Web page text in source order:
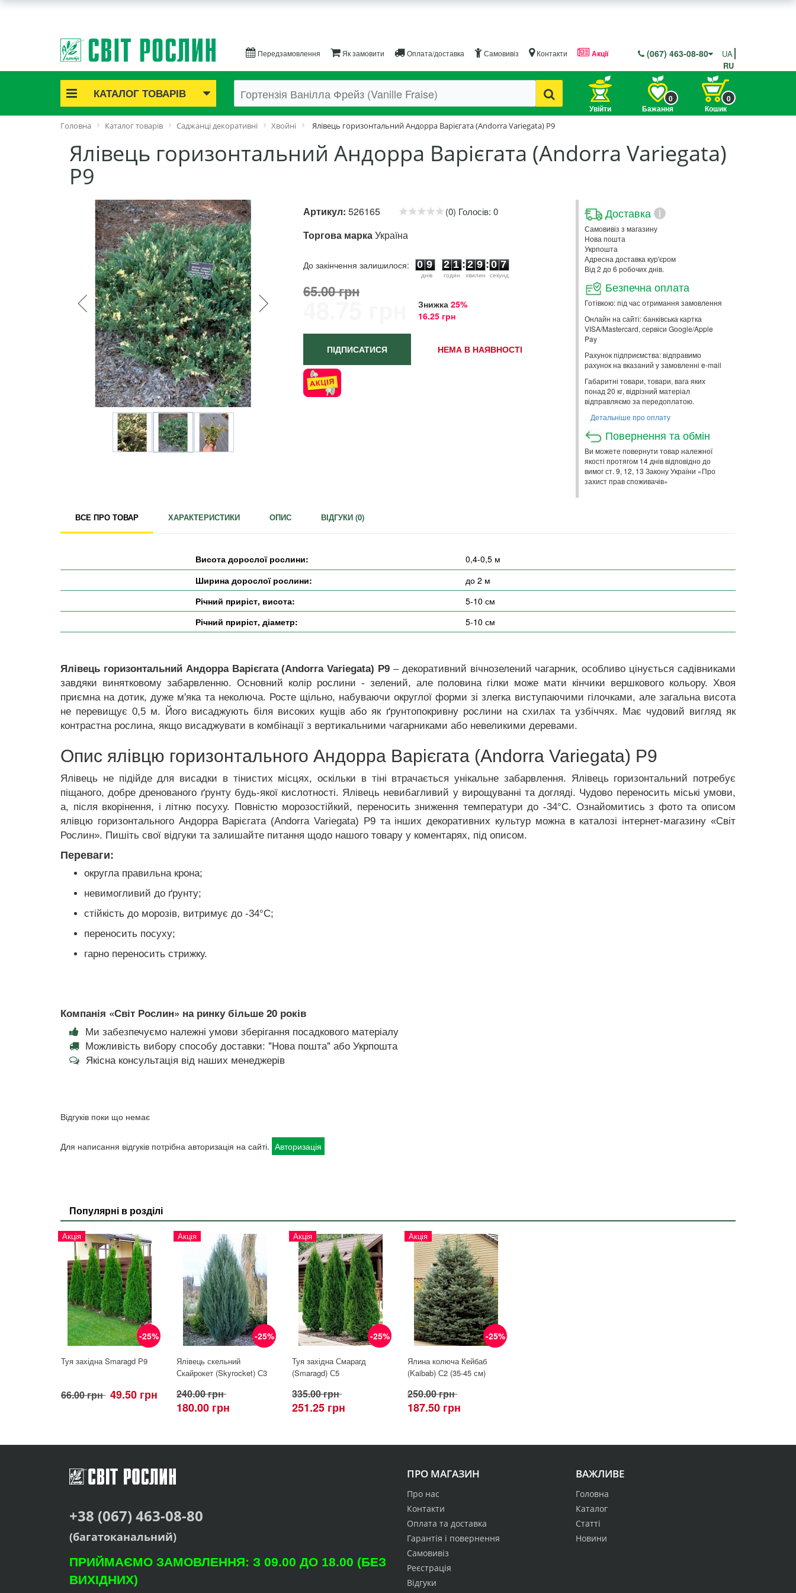
Передзамовлення Як замовити Оплата/доставка Самовивіз Контакти Акції (067) 463-08-80
UA
RU
КАТАЛОГ ТОВАРІВ
Акційні товари
Cаджанці троянд
Саджанці плодово-ягідні
Цибуля та часник
Насіння і розсада
Саджанці декоративні
Засоби захисту рослин
Добрива
Для кімнатних рослин
Для ландшафтного дизайну
Для поливу
Інструменти та інвентар
Виноробство
Бджільництво
Садові фігури
Міцелій грибів
Товари для дому
Теплиці і покривний матеріал
Цибулинні і бульби
Увійти Бажання
0
Кошик
0
Головна Каталог товарів Саджанці декоративні Хвойні Ялівець горизонтальний Андорра Варієгата (Andorra Variegata) P9
Ялівець горизонтальний Андорра Варієгата (Andorra Variegata)
P9
Артикул: 526165 (0) Голосів: 0
Торгова маркаУкраїна
До закінчення залишилося:
0 9
днiв
2 1
годин
: 2 9
хвилин
: 0 6
секунд
65.00 грн
48.75 грн Знижка 25%
16.25 грн
ПІДПИСАТИСЯ НЕМА В НАЯВНОСТІ
Доставка i
Самовивіз з магазину
Нова пошта
Укрпошта
Адресна доставка кур'єром
Від 2 до 6 робочих днів.
Безпечна оплата
Готівкою: під час отримання замовлення
Онлайн на сайті: банківська картка
VISA/Mastercard, сервіси Google/Apple
Pay
Рахунок підприємства: відправимо
рахунок на вказаний у замовленні e-mail
Габаритні товари, товари, вага яких
понад 20 кг, відрізний матеріал
відправляємо за передоплатою.
Детальніше про оплату
Повернення та обмін
Ви можете повернути товар належної
якості протягом 14 днів відповідно до
вимог ст. 9, 12, 13 Закону України «Про
захист прав споживачів»
ВСЕ ПРО ТОВАР ХАРАКТЕРИСТИКИ ОПИС ВІДГУКИ (0)
Висота дорослої рослини:
0,4-0,5 м
Ширина дорослої рослини:
до 2 м
Річний приріст, висота:
5-10 см
Річний приріст, діаметр:
5-10 см
Ялівець горизонтальний Андорра Варієгата (Andorra Variegata) P9 – декоративний вічнозелений чагарник, особливо цінується садівниками
завдяки винятковому забарвленню. Основний колір рослини - зелений, але половина гілки може мати кінчики вершкового кольору. Хвоя
приємна на дотик, дуже м'яка та неколюча. Росте щільно, набуваючи округлої форми зі злегка виступаючими гілочками, але загальна висота
не перевищує 0,5 м. Його висаджують біля високих кущів або як ґрунтопокривну рослини на схилах та узбіччях. Має чудовий вигляд як
контрастна рослина, якщо висаджувати в комбінації з вертикальними чагарниками або невеликими деревами.
Опис ялівцю горизонтального Андорра Варієгата (Andorra Variegata) P9
Ялівець не підійде для висадки в тінистих місцях, оскільки в тіні втрачається унікальне забарвлення. Ялівець горизонтальний потребує
піщаного, добре дренованого ґрунту будь-якої кислотності. Ялівець невибагливий у вирощуванні та догляді. Чудово переносить міські умови,
а, після вкорінення, і літню посуху. Повністю морозостійкий, переносить зниження температури до -34°C. Ознайомитись з фото та описом
ялівцю горизонтального Андорра Варієгата (Andorra Variegata) P9 та інших декоративних культур можна в каталозі інтернет-магазину «Світ
Рослин». Пишіть свої відгуки та залишайте питання щодо нашого товару у коментарях, під описом.
Переваги:
округла правильна крона;
невимогливий до ґрунту;
стійкість до морозів, витримує до -34°C;
переносить посуху;
гарно переносить стрижку.
Компанія «Світ Рослин» на ринку більше 20 років
Ми забезпечуємо належні умови зберігання посадкового матеріалу
Можливість вибору способу доставки: "Нова пошта" або Укрпошта
Якісна консультація від наших менеджерів
Відгуків поки що немає
Для написання відгуків потрібна авторизація на сайті. Авторизація
Популярні в розділі
-25%
Акція
Туя західна Smaragd Р9
66.00 грн 49.50 грн
-25%
Акція
Ялівець скельний
Скайрокет (Skyrocket) С3
240.00 грн
180.00 грн
-25%
Акція
Туя західна Смарагд
(Smaragd) С5
335.00 грн
251.25 грн
-25%
Акція
Ялина колюча Кейбаб
(Kaibab) С2 (35-45 см)
250.00 грн
187.50 грн
ПРО МАГАЗИН
Про нас
Контакти
Оплата та доставка
Гарантія і повернення
Самовивіз
Реєстрація
Відгуки
ВАЖЛИВЕ
Головна
Каталог
Статті
Новини
+38 (067) 463-08-80
(багатоканальний)
ПРИЙМАЄМО ЗАМОВЛЕННЯ: З 09.00 ДО 18.00 (БЕЗ
ВИХІДНИХ)